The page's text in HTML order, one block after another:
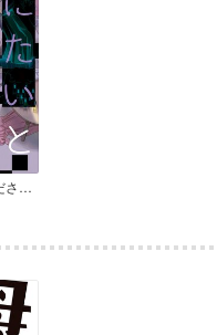
死にたいと言ってください ―保健所こころの支援係―